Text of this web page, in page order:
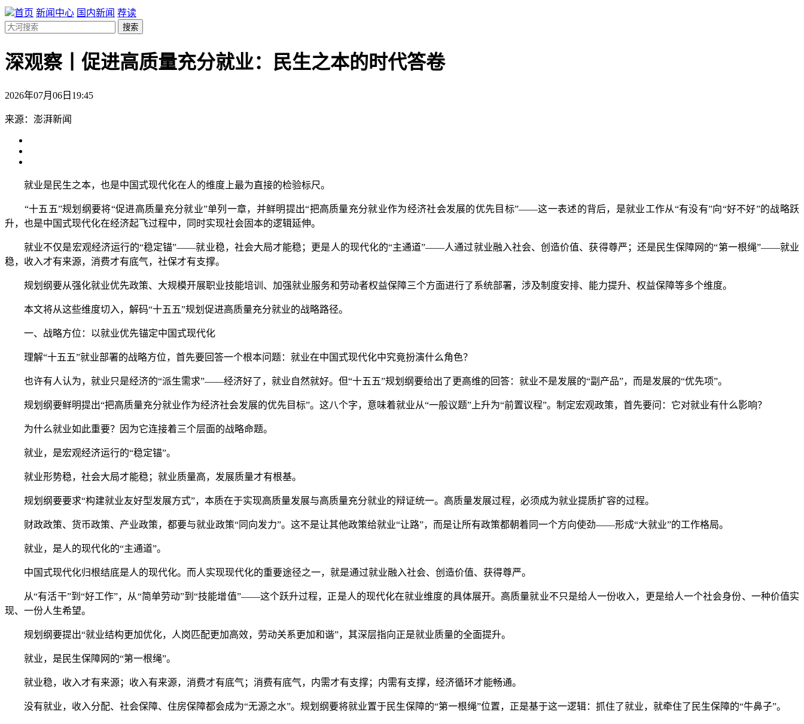
首页 新闻中心 国内新闻 荐读
搜索
深观察丨促进高质量充分就业：民生之本的时代答卷
2026年07月06日19:45
来源：澎湃新闻
就业是民生之本，也是中国式现代化在人的维度上最为直接的检验标尺。
“十五五”规划纲要将“促进高质量充分就业”单列一章，并鲜明提出“把高质量充分就业作为经济社会发展的优先目标”——这一表述的背后，是就业工作从“有没有”向“好不好”的战略跃
升，也是中国式现代化在经济起飞过程中，同时实现社会固本的逻辑延伸。
就业不仅是宏观经济运行的“稳定锚”——就业稳，社会大局才能稳；更是人的现代化的“主通道”——人通过就业融入社会、创造价值、获得尊严；还是民生保障网的“第一根绳”——就业
稳，收入才有来源，消费才有底气，社保才有支撑。
规划纲要从强化就业优先政策、大规模开展职业技能培训、加强就业服务和劳动者权益保障三个方面进行了系统部署，涉及制度安排、能力提升、权益保障等多个维度。
本文将从这些维度切入，解码“十五五”规划促进高质量充分就业的战略路径。
一、战略方位：以就业优先锚定中国式现代化
理解“十五五”就业部署的战略方位，首先要回答一个根本问题：就业在中国式现代化中究竟扮演什么角色？
也许有人认为，就业只是经济的“派生需求”——经济好了，就业自然就好。但“十五五”规划纲要给出了更高维的回答：就业不是发展的“副产品”，而是发展的“优先项”。
规划纲要鲜明提出“把高质量充分就业作为经济社会发展的优先目标”。这八个字，意味着就业从“一般议题”上升为“前置议程”。制定宏观政策，首先要问：它对就业有什么影响？
为什么就业如此重要？因为它连接着三个层面的战略命题。
就业，是宏观经济运行的“稳定锚”。
就业形势稳，社会大局才能稳；就业质量高，发展质量才有根基。
规划纲要要求“构建就业友好型发展方式”，本质在于实现高质量发展与高质量充分就业的辩证统一。高质量发展过程，必须成为就业提质扩容的过程。
财政政策、货币政策、产业政策，都要与就业政策“同向发力”。这不是让其他政策给就业“让路”，而是让所有政策都朝着同一个方向使劲——形成“大就业”的工作格局。
就业，是人的现代化的“主通道”。
中国式现代化归根结底是人的现代化。而人实现现代化的重要途径之一，就是通过就业融入社会、创造价值、获得尊严。
从“有活干”到“好工作”，从“简单劳动”到“技能增值”——这个跃升过程，正是人的现代化在就业维度的具体展开。高质量就业不只是给人一份收入，更是给人一个社会身份、一种价值实
现、一份人生希望。
规划纲要提出“就业结构更加优化，人岗匹配更加高效，劳动关系更加和谐”，其深层指向正是就业质量的全面提升。
就业，是民生保障网的“第一根绳”。
就业稳，收入才有来源；收入有来源，消费才有底气；消费有底气，内需才有支撑；内需有支撑，经济循环才能畅通。
没有就业，收入分配、社会保障、住房保障都会成为“无源之水”。规划纲要将就业置于民生保障的“第一根绳”位置，正是基于这一逻辑：抓住了就业，就牵住了民生保障的“牛鼻子”。